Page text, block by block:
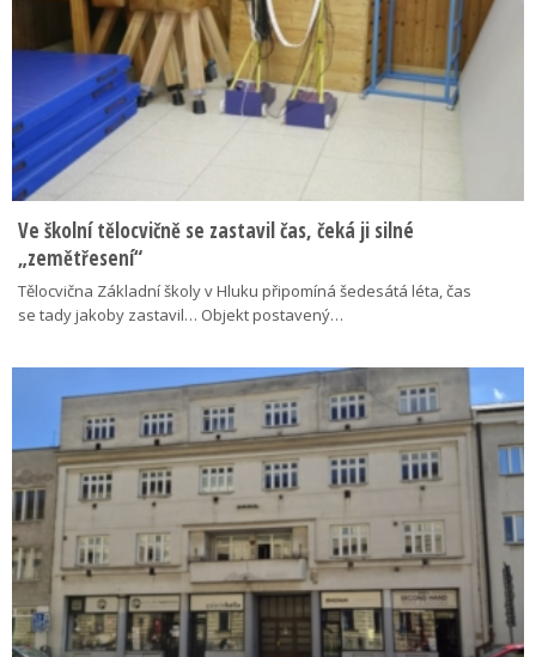
Ve školní tělocvičně se zastavil čas, čeká ji silné
„zemětřesení“
Tělocvična Základní školy v Hluku připomíná šedesátá léta, čas
se tady jakoby zastavil… Objekt postavený…